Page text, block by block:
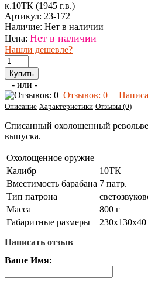
к.10ТК (1945 г.в.)
Артикул: 23-172
Наличие: Нет в наличии
Цена: Нет в наличии
Нашли дешевле?
- или -
Отзывов: 0 |
Описание Характеристики Отзывы (0)
Списанный охолощенный
выпуска.
Охолощенное оружие
Калибр
10ТК
Вместимость барабана 7 патр.
Тип патрона
Масса
800 г
Габаритные размеры
Написать отзыв
Ваше Имя: